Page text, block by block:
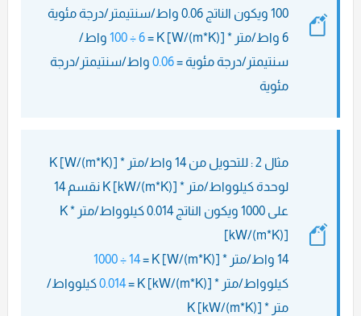
100 ويكون الناتج 0.06 واط/سنتيمتر/درجة مئوية
6 واط/متر * K [W/(m*K)] =
6 ÷ 100
واط/
سنتيمتر/درجة مئوية =0.06 واط/سنتيمتر/درجة
مئوية
مثال 2 : للتحويل من 14 واط/متر * K [W/(m*K)]
لوحدة كيلوواط/متر * K [kW/(m*K)] نقسم 14
على 1000 ويكون الناتج 0.014 كيلوواط/متر * K
[kW/(m*K)]
14 واط/متر * K [W/(m*K)] =
14 ÷ 1000
كيلوواط/متر * K [kW/(m*K)] =
0.014كيلوواط/
متر * K [kW/(m*K)]